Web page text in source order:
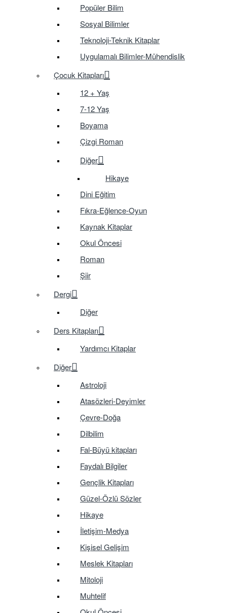
Popüler Bilim
Sosyal Bilimler
Teknoloji-Teknik Kitaplar
Uygulamalı Bilimler-Mühendislik
Çocuk Kitapları
12 + Yaş
7-12 Yaş
Boyama
Çizgi Roman
Diğer
Hikaye
Dini Eğitim
Fıkra-Eğlence-Oyun
Kaynak Kitaplar
Okul Öncesi
Roman
Şiir
Dergi
Diğer
Ders Kitapları
Yardımcı Kitaplar
Diğer
Astroloji
Atasözleri-Deyimler
Çevre-Doğa
Dilbilim
Fal-Büyü kitapları
Faydalı Bilgiler
Gençlik Kitapları
Güzel-Özlü Sözler
Hikaye
İletişim-Medya
Kişisel Gelişim
Meslek Kitapları
Mitoloji
Muhtelif